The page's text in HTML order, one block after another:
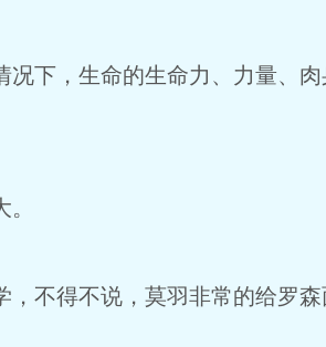
下，生命的生命力、力量、
不得不说，莫羽非常的给罗